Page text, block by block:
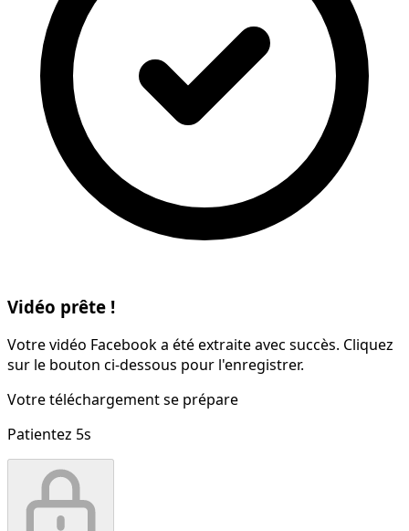
Vidéo prête !
Votre vidéo Facebook a été extraite avec succès. Cliquez
sur le bouton ci-dessous pour l'enregistrer.
Votre téléchargement se prépare
Patientez 5s